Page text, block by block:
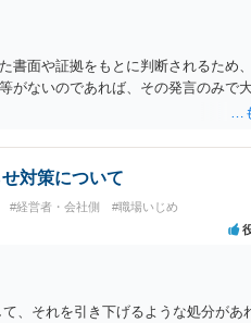
書面や証拠をもとに判断されるため
がないのであれば、その発言のみで
対策について
#経営者・会社側 #職場いじめ
、それを引き下げるような処分があ